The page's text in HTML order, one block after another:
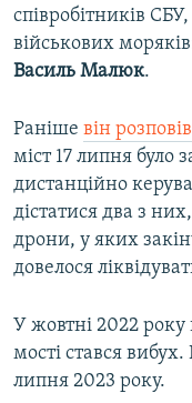
співробітників
військових
Василь Малюк.
Раніше він розповів
міст 17 липня було
дистанційно
дістатися два з
дрони, у яких
довелося
У жовтні 2022
мості стався
липня 2023 року.